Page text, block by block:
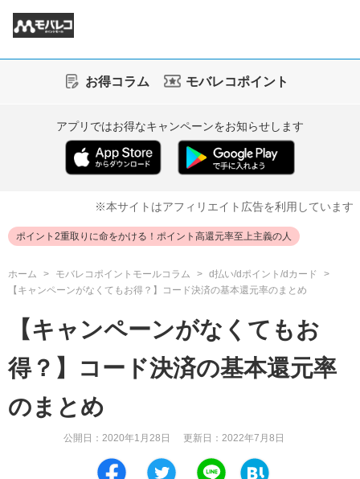
お得コラム モバレコポイント
アプリではお得なキャンペーンをお知らせします
※本サイトはアフィリエイト広告を利用しています
ポイント2重取りに命をかける！ポイント高還元率至上主義の人
ホーム モバレコポイントモールコラム
d払い/dポイント/dカード
【キャンペーンがなくてもお得？】コード決済の基本還元率のまとめ
【キャンペーンがなくてもお
得？】コード決済の基本還元率
のまとめ
公開日： 2020年1月28日 更新日： 2022年7月8日